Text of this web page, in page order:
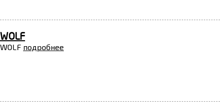
WOLF
WOLF подробнее